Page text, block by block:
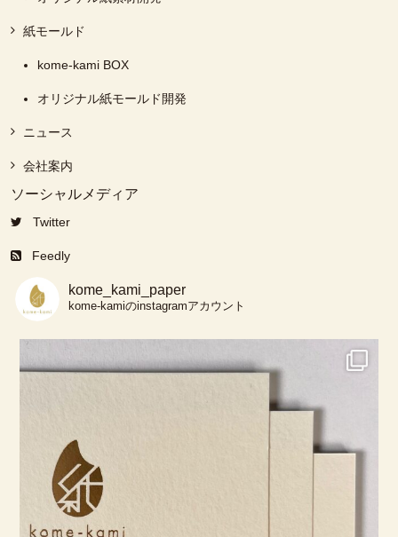
紙モールド
kome-kami BOX
オリジナル紙モールド開発
ニュース
会社案内
ソーシャルメディア
Twitter
Feedly
kome_kami_paper
kome-kamiのinstagramアカウント